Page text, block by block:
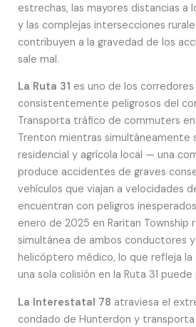
estrechas, las mayores distancias a
y las complejas intersecciones
contribuyen a la gravedad de los
sale mal.
La Ruta 31 es uno de los corredores
consistentemente peligrosos del
Transporta tráfico de commuters
Trenton mientras simultáneamente
residencial y agrícola local — una
produce accidentes de graves
vehículos que viajan a velocidades
encuentran con peligros
enero de 2025 en Raritan Township
simultánea de ambos conductores
helicóptero médico, lo que refleja la
una sola colisión en la Ruta 31 puede
La Interestatal 78 atraviesa el
condado de Hunterdon y transporta